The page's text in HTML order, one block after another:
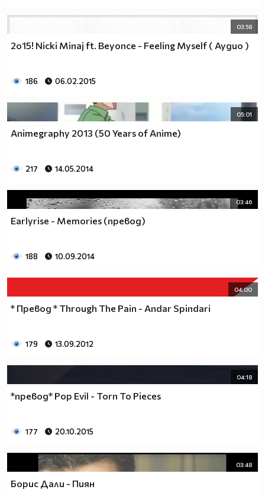
03:58
2о15! Nicki Minaj ft. Beyonce - Feeling Myself ( Аудио )
186 06.02.2015
05:01
Animegraphy 2013 (50 Years of Anime)
217 14.05.2014
03:46
Earlyrise - Memories (превод)
188 10.09.2014
04:00
* Превод * Through The Pain - Andar Spindari
179 13.09.2012
04:18
*превод* Pop Evil - Torn To Pieces
177 20.10.2015
03:48
Борис Дали - Пиян